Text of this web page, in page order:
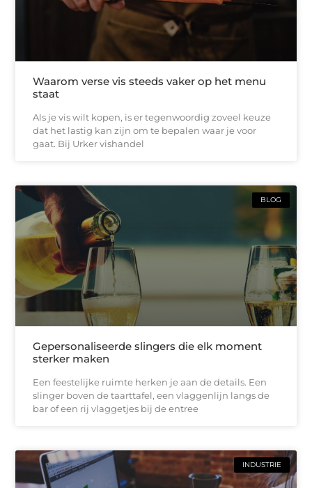
Waarom verse vis steeds vaker op het menu
staat
Als je vis wilt kopen, is er tegenwoordig zoveel keuze
dat het lastig kan zijn om te bepalen waar je voor
gaat. Bij Urker vishandel
BLOG
Gepersonaliseerde slingers die elk moment
sterker maken
Een feestelijke ruimte herken je aan de details. Een
slinger boven de taarttafel, een vlaggenlijn langs de
bar of een rij vlaggetjes bij de entree
INDUSTRIE